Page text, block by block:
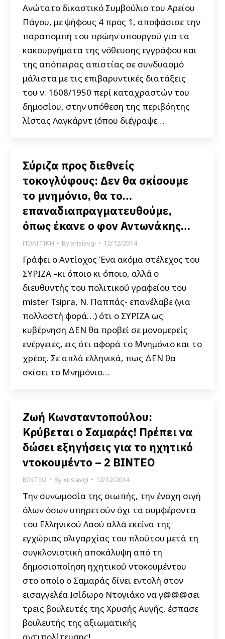
Ανώτατο δικαστικό Συμβούλιο του Αρείου
Πάγου, με ψήφους 4 προς 1, αποφάσισε την
παραπομπή του πρώην υπουργού για τα
κακουργήματα της νόθευσης εγγράφου και
της απόπειρας απιστίας σε συνδυασμό
μάλιστα με τις επιβαρυντικές διατάξεις
του ν. 1608/1950 περί καταχραστών του
δημοσίου, στην υπόθεση της περιβόητης
λίστας Λαγκάρντ (όπου διέγραψε…
Σύριζα προς διεθνείς
τοκογλύφους: Δεν θα σκίσουμε
το μνημόνιο, θα το…
επαναδιαπραγματευθούμε,
όπως έκανε ο φον Αντωνάκης…
ΠΟΛΙΤΙΚΗ Byxrisiavgi 12/12/2014
Γράφει ο Αντίοχος Ένα ακόμα στέλεχος του
ΣΥΡΙΖΑ –κι όποιο κι όποιο, αλλά ο
διευθυντής του πολιτικού γραφείου του
mister Tsipra, Ν. Παππάς- επανέλαβε (για
πολλοστή φορά…) ότι ο ΣΥΡΙΖΑ ως
κυβέρνηση ΔΕΝ θα προβεί σε μονομερείς
ενέργειες, εις ότι αφορά το Μνημόνιο και το
χρέος. Σε απλά ελληνικά, πως ΔΕΝ θα
σκίσει το Μνημόνιο…
Ζωή Κωνσταντοπούλου:
Κρύβεται ο Σαμαράς! Πρέπει να
δώσει εξηγήσεις για το ηχητικό
ντοκουμέντο – 2 ΒΙΝΤΕΟ
ΒΙΝΤΕΟ Byxrisiavgi 12/12/2014
Την συνωμοσία της σιωπής, την ένοχη σιγή
όλων όσων υπηρετούν όχι τα συμφέροντα
του Ελληνικού Λαού αλλά εκείνα της
εγχώριας ολιγαρχίας του πλούτου μετά τη
συγκλονιστική αποκάλυψη από τη
δημοσιοποίηση ηχητικού ντοκουμέντου
στο οποίο ο Σαμαράς δίνει εντολή στον
εισαγγελέα Ισίδωρο Ντογιάκο να γ@@@σει
τρεις βουλευτές της Χρυσής Αυγής, έσπασε
βουλευτής της αξιωματικής